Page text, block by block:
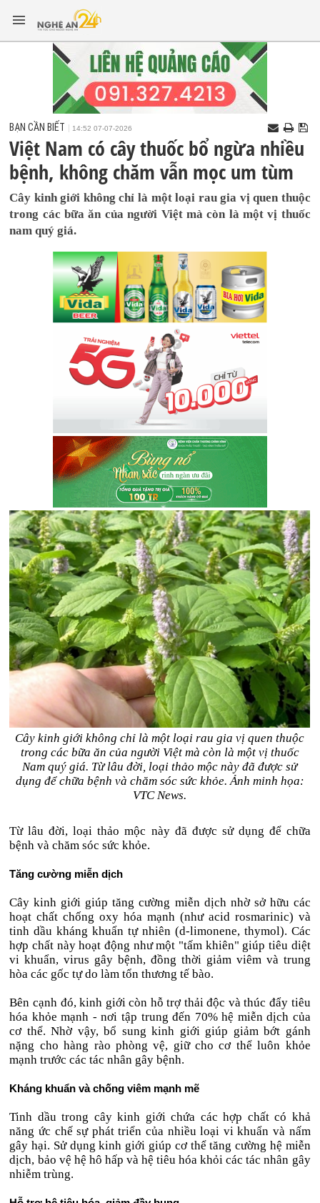
BẠN CẦN BIẾT 14:52 07-07-2026
Việt Nam có cây thuốc bổ ngừa nhiều
bệnh, không chăm vẫn mọc um tùm
Cây kinh giới không chỉ là một loại rau gia vị quen thuộc
trong các bữa ăn của người Việt mà còn là một vị thuốc
nam quý giá.
Cây kinh giới không chỉ là một loại rau gia vị quen thuộc
trong các bữa ăn của người Việt mà còn là một vị thuốc
Nam quý giá. Từ lâu đời, loại thảo mộc này đã được sử
dụng để chữa bệnh và chăm sóc sức khỏe. Ảnh minh họa:
VTC News.
Từ lâu đời, loại thảo mộc này đã được sử dụng để chữa
bệnh và chăm sóc sức khỏe.
Tăng cường miễn dịch
Cây kinh giới giúp tăng cường miễn dịch nhờ sở hữu các
hoạt chất chống oxy hóa mạnh (như acid rosmarinic) và
tinh dầu kháng khuẩn tự nhiên (d-limonene, thymol). Các
hợp chất này hoạt động như một "tấm khiên" giúp tiêu diệt
vi khuẩn, virus gây bệnh, đồng thời giảm viêm và trung
hòa các gốc tự do làm tổn thương tế bào.
Bên cạnh đó, kinh giới còn hỗ trợ thải độc và thúc đẩy tiêu
hóa khỏe mạnh - nơi tập trung đến 70% hệ miễn dịch của
cơ thể. Nhờ vậy, bổ sung kinh giới giúp giảm bớt gánh
nặng cho hàng rào phòng vệ, giữ cho cơ thể luôn khỏe
mạnh trước các tác nhân gây bệnh.
Kháng khuẩn và chống viêm mạnh mẽ
Tinh dầu trong cây kinh giới chứa các hợp chất có khả
năng ức chế sự phát triển của nhiều loại vi khuẩn và nấm
gây hại. Sử dụng kinh giới giúp cơ thể tăng cường hệ miễn
dịch, bảo vệ hệ hô hấp và hệ tiêu hóa khỏi các tác nhân gây
nhiễm trùng.